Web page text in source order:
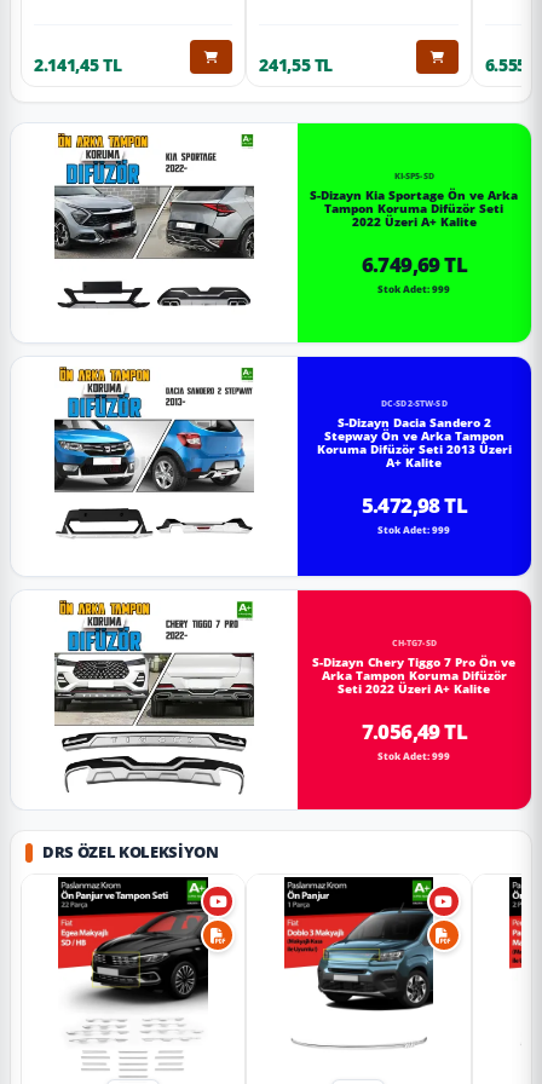
2.141,45 TL 241,55 TL
KI-SP5-SD
S-Dizayn Kia Sportage Ön ve Arka
Tampon Koruma Difüzör Seti
2022 Üzeri A+ Kalite
6.749,69 TL
Stok Adet: 999
DC-SD2-STW-SD
S-Dizayn Dacia Sandero 2
Stepway Ön ve Arka Tampon
Koruma Difüzör Seti 2013 Üzeri
A+ Kalite
5.472,98 TL
Stok Adet: 999
CH-TG7-SD
S-Dizayn Chery Tiggo 7 Pro Ön ve
Arka Tampon Koruma Difüzör
Seti 2022 Üzeri A+ Kalite
7.056,49 TL
Stok Adet: 999
DRS ÖZEL KOLEKSIYON